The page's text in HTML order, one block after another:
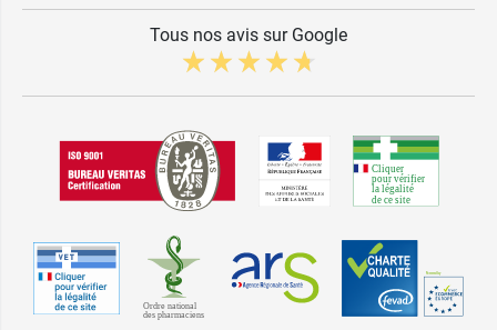
Tous nos avis sur Google